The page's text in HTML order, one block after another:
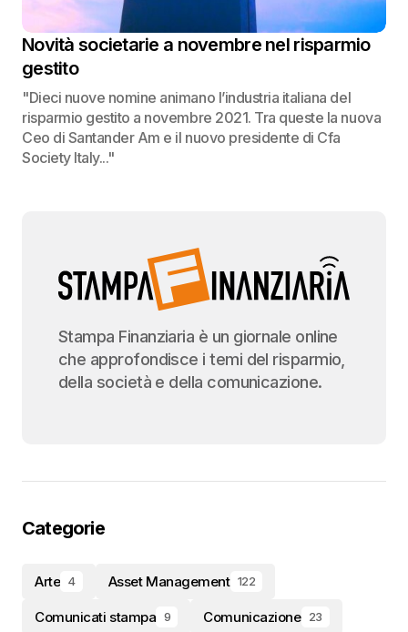
Novità societarie a novembre nel risparmio
gestito
"Dieci nuove nomine animano l’industria italiana del
risparmio gestito a novembre 2021. Tra queste la nuova
Ceo di Santander Am e il nuovo presidente di Cfa
Society Italy..."
Stampa Finanziaria è un giornale online
che approfondisce i temi del risparmio,
della società e della comunicazione.
Categorie
Arte 4 Asset Management 122
Comunicati stampa 9 Comunicazione 23